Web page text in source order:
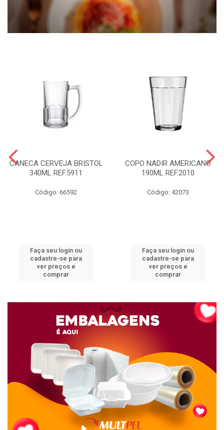
CANECA CERVEJA BRISTOL
340ML REF.5911
Código: 66592
Faça seu login ou
cadastre-se para
ver preços e
comprar
COPO NADIR AMERICANO
190ML REF.2010
Código: 42073
Faça seu login ou
cadastre-se para
ver preços e
comprar